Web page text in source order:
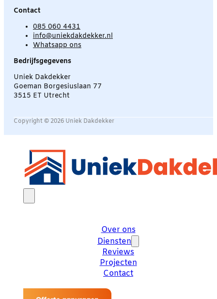
Contact
085 060 4431
info@uniekdakdekker.nl
Whatsapp ons
Bedrijfsgegevens
Uniek Dakdekker
Goeman Borgesiuslaan 77
3515 ET Utrecht
Copyright © 2026 Uniek Dakdekker
Over ons
Diensten
Reviews
Projecten
Contact